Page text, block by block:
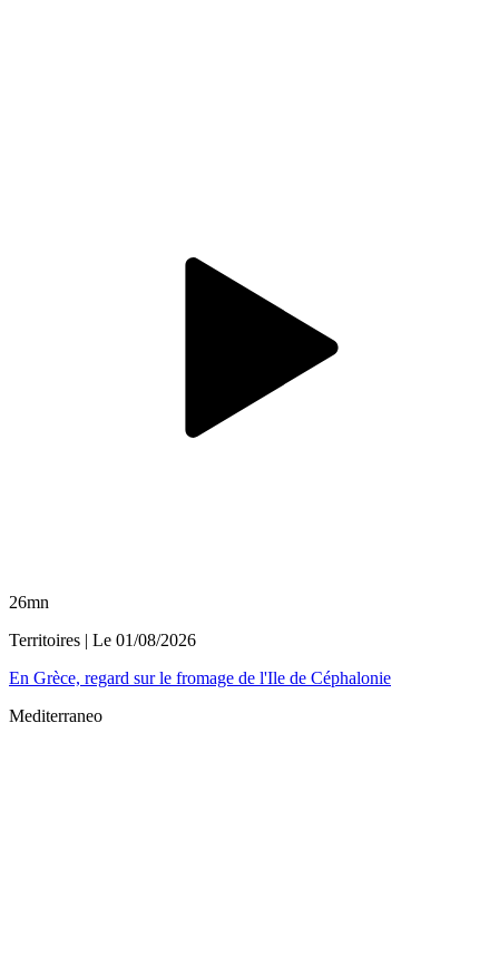
26mn
Territoires | Le 01/08/2026
En Grèce, regard sur le fromage de l'Ile de Céphalonie
Mediterraneo